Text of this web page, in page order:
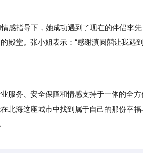
感指导下，她成功遇到了现在的伴侣李先
殿堂。张小姐表示：“感谢滇圆囍让我遇到
务、安全保障和情感支持于一体的全方
北海这座城市中找到属于自己的那份幸福